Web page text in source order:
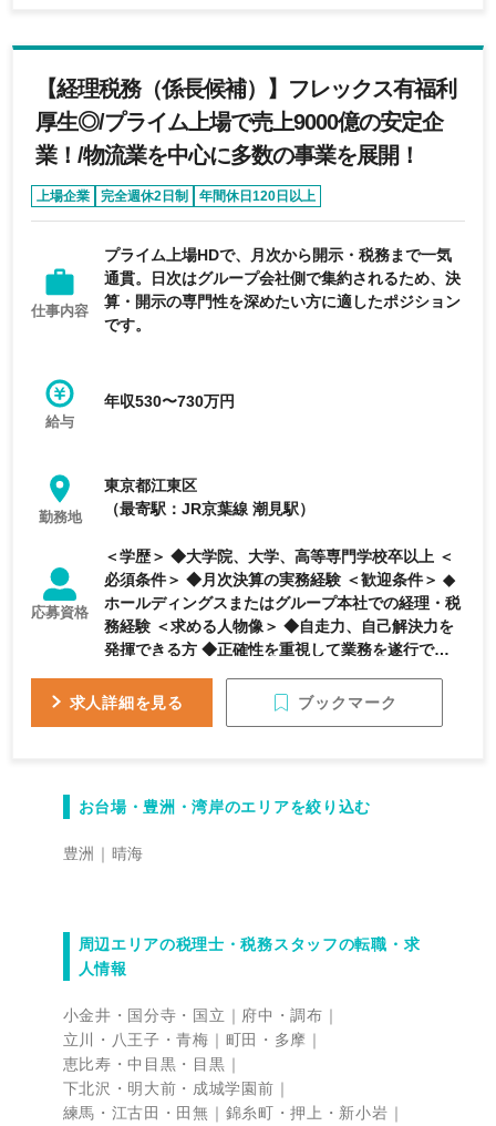
【経理税務（係長候補）】フレックス有福利
厚生◎/プライム上場で売上9000億の安定企
業！/物流業を中心に多数の事業を展開！
上場企業 完全週休2日制
年間休日120日以上
フレックス制度あり
転勤なし
仕事内容
プライム上場HDで、月次から開示・税務まで一気
通貫。日次はグループ会社側で集約されるため、決
算・開示の専門性を深めたい方に適したポジション
です。
給与
年収530〜730万円
勤務地
東京都江東区
（最寄駅：JR京葉線 潮見駅）
応募資格
＜学歴＞ ◆大学院、大学、高等専門学校卒以上 ＜
必須条件＞ ◆月次決算の実務経験 ＜歓迎条件＞ ◆
ホールディングスまたはグループ本社での経理・税
務経験 ＜求める人物像＞ ◆自走力、自己解決力を
発揮できる方 ◆正確性を重視して業務を遂行できる
求人詳細を見る
ブックマーク
お台場・豊洲・湾岸のエリアを絞り込む
豊洲 晴海
周辺エリアの税理士・税務スタッフの転職・求
人情報
小金井・国分寺・国立
府中・調布
立川・八王子・青梅
町田・多摩
恵比寿・中目黒・目黒
下北沢・明大前・成城学園前
練馬・江古田・田無
錦糸町・押上・新小岩